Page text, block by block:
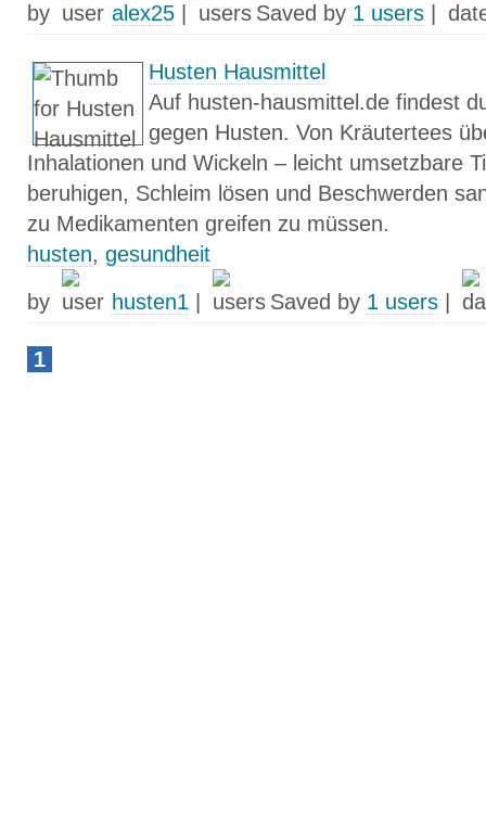
by
alex25 Saved by 1 users
Husten Hausmittel
Auf husten-hausmittel.de findest
gegen Husten. Von Kräutertees
Inhalationen und Wickeln – leicht umsetzbare
beruhigen, Schleim lösen und Beschwerden
zu Medikamenten greifen zu müssen.
husten, gesundheit
by
husten1 Saved by 1 users
1